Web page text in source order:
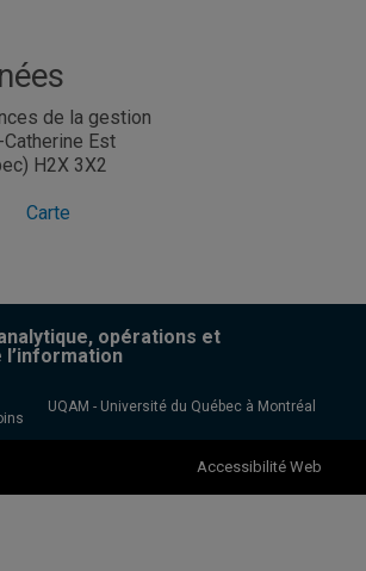
de la gestion
Est
H2X 3X2
Carte
opérations et
UQAM - Université du Québec à Montréal
Accessibilité Web